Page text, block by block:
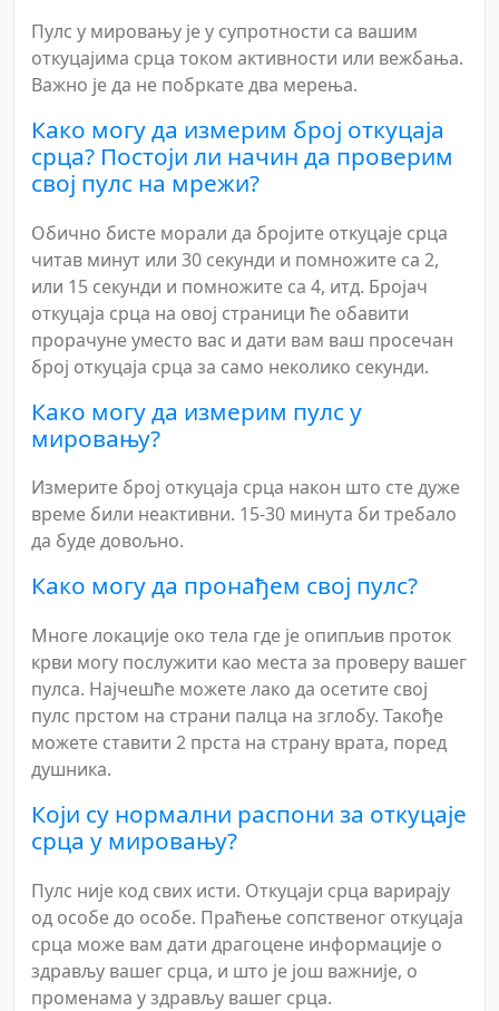
Пулс у мировању је у супротности са вашим
откуцајима срца током активности или вежбања.
Важно је да не побркате два мерења.
Како могу да измерим број откуцаја
срца? Постоји ли начин да проверим
свој пулс на мрежи?
Обично бисте морали да бројите откуцаје срца
читав минут или 30 секунди и помножите са 2,
или 15 секунди и помножите са 4, итд. Бројач
откуцаја срца на овој страници ће обавити
прорачуне уместо вас и дати вам ваш просечан
број откуцаја срца за само неколико секунди.
Како могу да измерим пулс у
мировању?
Измерите број откуцаја срца након што сте дуже
време били неактивни. 15-30 минута би требало
да буде довољно.
Како могу да пронађем свој пулс?
Многе локације око тела где је опипљив проток
крви могу послужити као места за проверу вашег
пулса. Најчешће можете лако да осетите свој
пулс прстом на страни палца на зглобу. Такође
можете ставити 2 прста на страну врата, поред
душника.
Који су нормални распони за откуцаје
срца у мировању?
Пулс није код свих исти. Откуцаји срца варирају
од особе до особе. Праћење сопственог откуцаја
срца може вам дати драгоцене информације о
здрављу вашег срца, и што је још важније, о
променама у здрављу вашег срца.